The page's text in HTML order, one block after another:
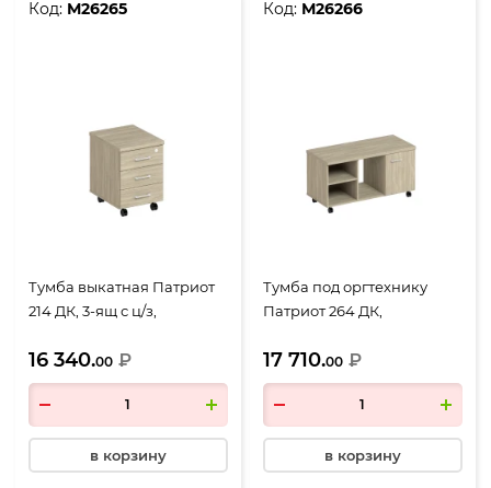
Код: М26265
Тумба выкатная Патриот
214 ДК, 3-ящ с ц/з,
скандинавский
16 340.00 ₽
в корзину
Код: М26266
Тумба под оргтехнику
Патриот 264 ДК,
скандинавский
17 710.00 ₽
в корзину